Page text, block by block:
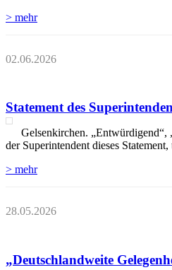
> mehr
02.06.2026
Statement des
Gelsenkirchen. „Entwürdigend“,
der Superintendent dieses
> mehr
28.05.2026
„Deutschlandweite